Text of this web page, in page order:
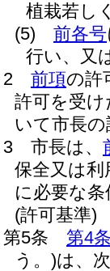
植栽若し
(5)
前各号
行い、又
2
前項の許
許可を受
いて市長
3
市長は、
保全又は
に必要な
(許可基準)
第5条
第4
う。)は、